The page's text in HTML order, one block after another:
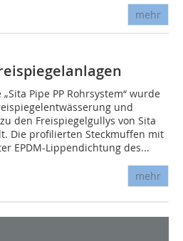
mehr
„Sita Pipe PP Rohrsystem“ wurde
und
den Freispiegelgullys von Sita
Die profilierten Steckmuffen mit
EPDM-Lippendichtung des...
mehr